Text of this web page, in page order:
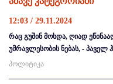
12:03 / 29.11.2024
რაც გუშინ მოხდა, ღიად
უმრავლესობის ნებას, - პაველ
პოლიტიკა